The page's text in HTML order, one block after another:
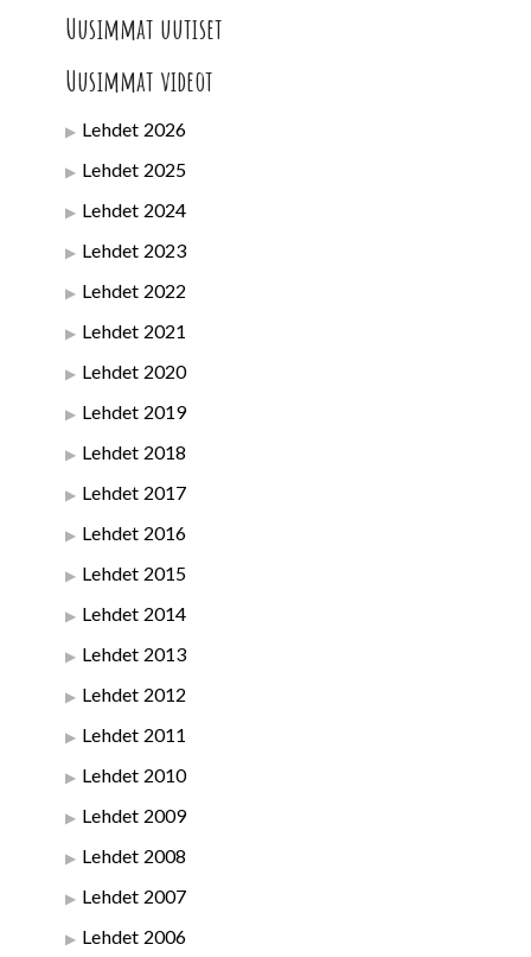
Uusimmat uutiset
Uusimmat videot
Lehdet 2026
Lehdet 2025
Lehdet 2024
Lehdet 2023
Lehdet 2022
Lehdet 2021
Lehdet 2020
Lehdet 2019
Lehdet 2018
Lehdet 2017
Lehdet 2016
Lehdet 2015
Lehdet 2014
Lehdet 2013
Lehdet 2012
Lehdet 2011
Lehdet 2010
Lehdet 2009
Lehdet 2008
Lehdet 2007
Lehdet 2006